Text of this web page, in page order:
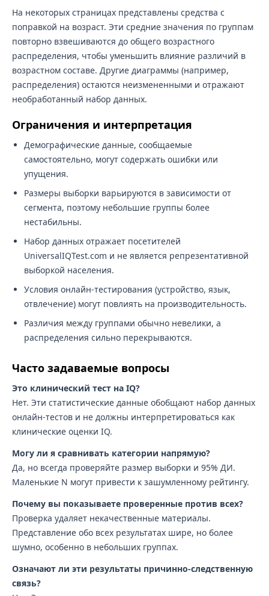
На некоторых страницах представлены средства с
поправкой на возраст. Эти средние значения по группам
повторно взвешиваются до общего возрастного
распределения, чтобы уменьшить влияние различий в
возрастном составе. Другие диаграммы (например,
распределения) остаются неизмененными и отражают
необработанный набор данных.
Ограничения и интерпретация
Демографические данные, сообщаемые
самостоятельно, могут содержать ошибки или
упущения.
Размеры выборки варьируются в зависимости от
сегмента, поэтому небольшие группы более
нестабильны.
Набор данных отражает посетителей
UniversalIQTest.com и не является репрезентативной
выборкой населения.
Условия онлайн-тестирования (устройство, язык,
отвлечение) могут повлиять на производительность.
Различия между группами обычно невелики, а
распределения сильно перекрываются.
Часто задаваемые вопросы
Это клинический тест на IQ?
Нет. Эти статистические данные обобщают набор данных
онлайн-тестов и не должны интерпретироваться как
клинические оценки IQ.
Могу ли я сравнивать категории напрямую?
Да, но всегда проверяйте размер выборки и 95% ДИ.
Маленькие N могут привести к зашумленному рейтингу.
Почему вы показываете проверенные против всех?
Проверка удаляет некачественные материалы.
Представление обо всех результатах шире, но более
шумно, особенно в небольших группах.
Означают ли эти результаты причинно-следственную
связь?